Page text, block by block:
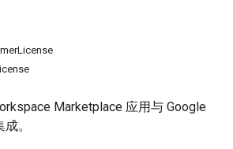
Marketplace 应用与 Google
。